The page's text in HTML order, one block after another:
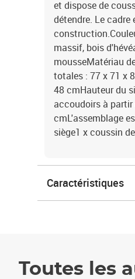
et dispose de
détendre. Le
massif, bois
mousseMatériau
totales : 77 x 71 x
48 cmHauteur du
accoudoirs à partir
cmL'assemblage
siège1 x coussin
Caractéristiques
Toutes les